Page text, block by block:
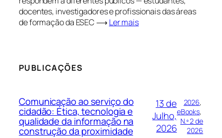
docentes, investigadores e profissionais das áreas
de formação da ESEC ⟶Ler mais
PUBLICAÇÕES
Comunicação ao serviço do
cidadão: Ética, tecnologia e
qualidade da informação na
construção da proximidade
13 de
Julho,
2026
2026
eBooks
N.º 2 de
2026